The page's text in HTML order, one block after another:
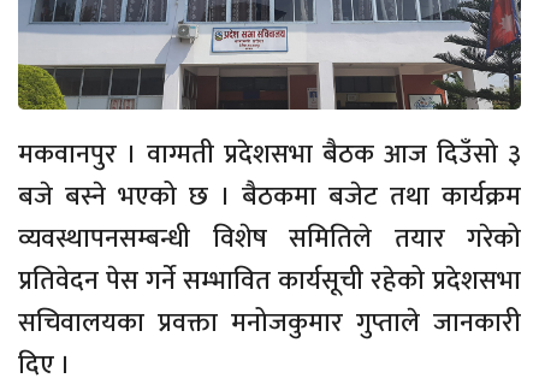
मकवानपुर । वाग्मती प्रदेशसभा बैठक आज दिउँसो ३
बजे बस्ने भएको छ । बैठकमा बजेट तथा कार्यक्रम
व्यवस्थापनसम्बन्धी विशेष समितिले तयार गरेको
प्रतिवेदन पेस गर्ने सम्भावित कार्यसूची रहेको प्रदेशसभा
सचिवालयका प्रवक्ता मनोजकुमार गुप्ताले जानकारी
दिए ।